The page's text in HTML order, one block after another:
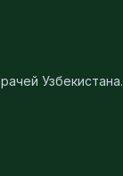
Узбекистана.